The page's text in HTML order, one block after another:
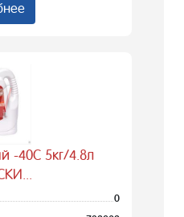
-40С 5кг/4.8л
0